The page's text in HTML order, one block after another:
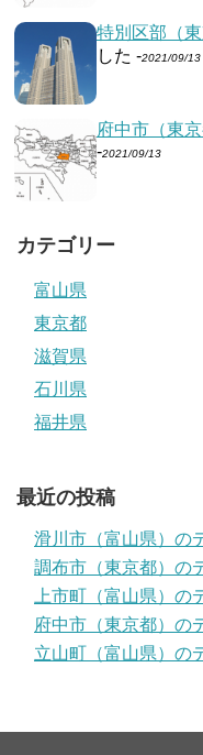
特別区部（
した -2021/09/13
府中市（東
-2021/09/13
カテゴリー
富山県
東京都
滋賀県
石川県
福井県
最近の投稿
滑川市（富山県）の
調布市（東京都）の
上市町（富山県）の
府中市（東京都）の
立山町（富山県）の